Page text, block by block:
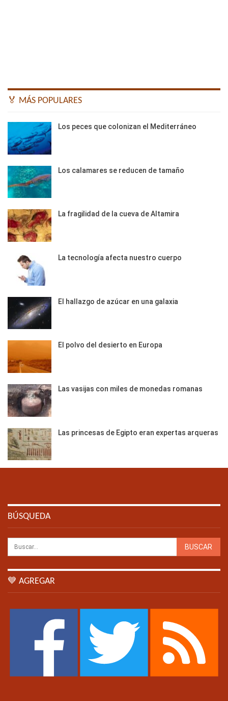
🏅 MÁS POPULARES
Los peces que colonizan el Mediterráneo
Los calamares se reducen de tamaño
La fragilidad de la cueva de Altamira
La tecnología afecta nuestro cuerpo
El hallazgo de azúcar en una galaxia
El polvo del desierto en Europa
Las vasijas con miles de monedas romanas
Las princesas de Egipto eran expertas arqueras
BÚSQUEDA
💙 AGREGAR